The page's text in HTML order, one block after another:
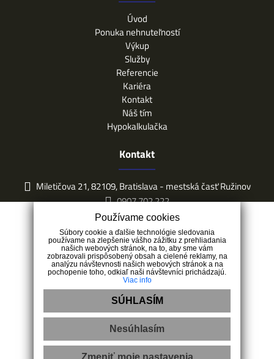
Úvod
Ponuka nehnuteľností
Výkup
Služby
Referencie
Kariéra
Kontakt
Náš tím
Hypokalkulačka
Kontakt
Miletičova 21, 82109, Bratislava - mestská časť Ružinov
0907 702 222
info@expisreal.sk
Používame cookies
Súbory cookie a ďalšie technológie sledovania
používame na zlepšenie vášho zážitku z prehliadania
našich webových stránok, na to, aby sme vám
zobrazovali prispôsobený obsah a cielené reklamy, na
analýzu návštevnosti našich webových stránok a na
pochopenie toho, odkiaľ naši návštevníci prichádzajú.
Viac info
SÚHLASÍM
Nesúhlasím
Zmeniť moje nastavenia